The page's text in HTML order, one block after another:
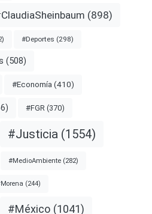
(898)
#Deportes (298)
(508)
#Economía (410)
#FGR (370)
#Justicia (1554)
#MedioAmbiente (282)
(244)
#México (1041)